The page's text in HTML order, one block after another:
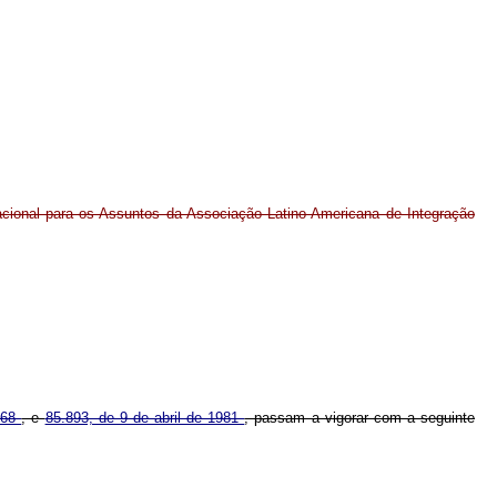
para os Assuntos da Associação Latino-Americana de Integração
, e85.893, de 9 de abril de 1981, passam a vigorar com a seguinte